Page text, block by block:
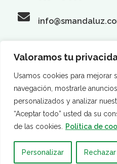
Valoramos tu
Usamos cookies para mejorar
navegación, mostrarle
personalizados y analizar
“Aceptar todo” usted da su
de las cookies.
Política de
Personalizar
Síguenos